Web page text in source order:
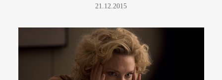
21.12.2015